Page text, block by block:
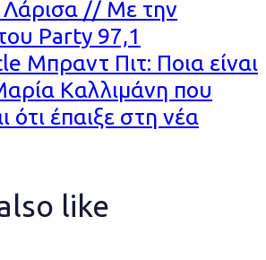
Λάρισα // Με την
Party 97,1
Μπραντ Πιτ: Ποια είναι
Καλλιμάνη που
ότι έπαιξε στη νέα
like